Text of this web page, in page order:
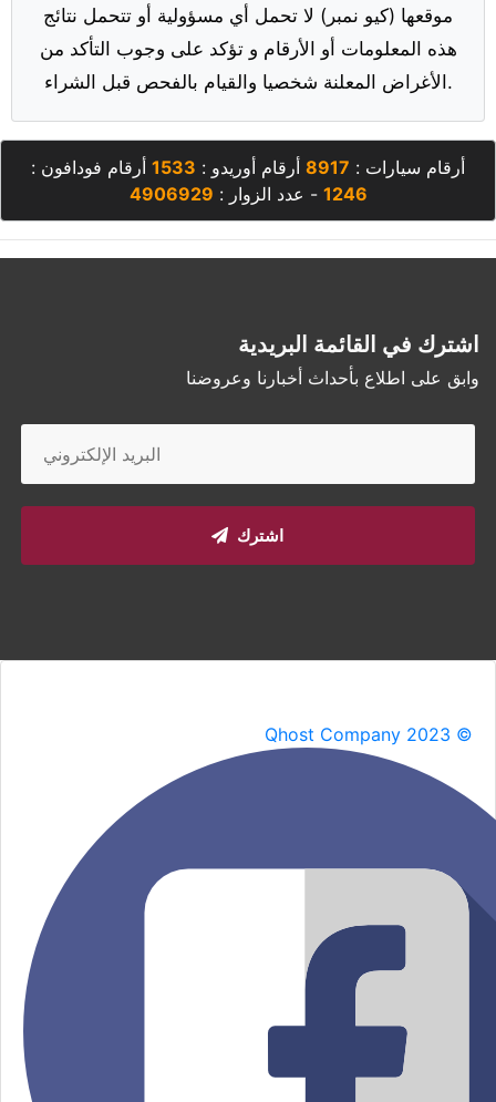
موقعها (كيو نمبر) لا تحمل أي مسؤولية أو تتحمل نتائج
هذه المعلومات أو الأرقام و تؤكد على وجوب التأكد من
الأغراض المعلنة شخصيا والقيام بالفحص قبل الشراء.
أرقام سيارات : 8917 أرقام أوريدو : 1533 أرقام فودافون :
1246 - عدد الزوار : 4906929
اشترك في القائمة البريدية
وابق على اطلاع بأحداث أخبارنا وعروضنا
اشترك
Qhost Company 2023 ©